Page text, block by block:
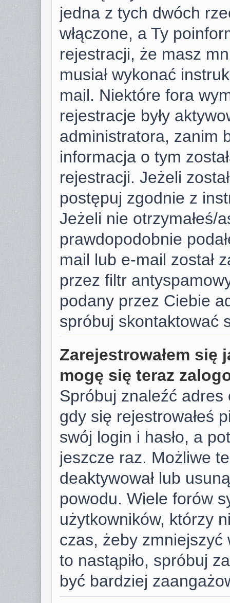
jedna z tych dwóch
włączone, a Ty
rejestracji, że masz
musiał wykonać
mail. Niektóre fora
rejestracje były
administratora, zanim
informacja o tym
rejestracji. Jeżeli
postępuj zgodnie z
Jeżeli nie otrzymałeś/
prawdopodobnie
mail lub e-mail został
przez filtr
podany przez Ciebie
spróbuj skontaktować
Zarejestrowałem się
mogę się teraz
Spróbuj znaleźć adres
gdy się rejestrowałeś
swój login i hasło, a
jeszcze raz. Możliwe
deaktywował lub
powodu. Wiele forów
użytkowników, którzy
czas, żeby
to nastąpiło, spróbuj
być bardziej